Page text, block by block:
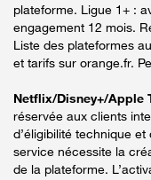
plateforme. Ligue 1+ :
engagement 12 mois.
Liste des plateformes
et tarifs sur orange.fr.
Netflix/Disney+/Apple
réservée aux clients
d’éligibilité technique
service nécessite la
de la plateforme.